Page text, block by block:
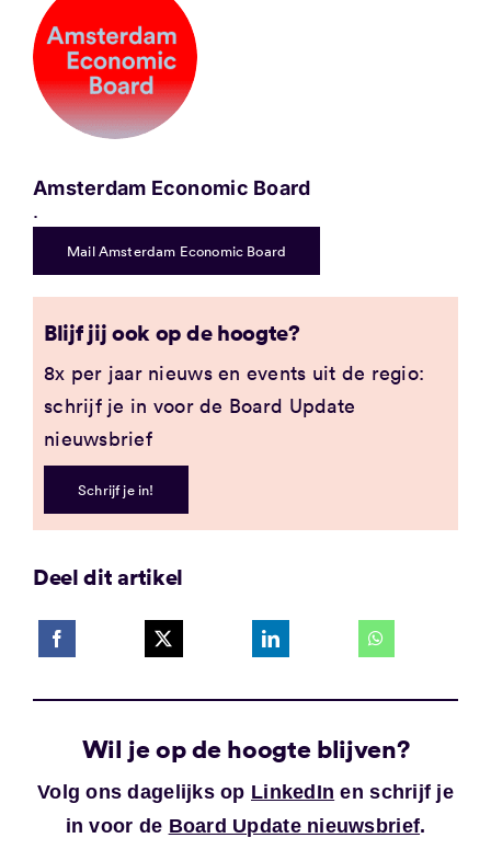
Amsterdam Economic Board
.
Mail Amsterdam Economic Board
Blijf jij ook op de hoogte?
8x per jaar nieuws en events uit de regio:
schrijf je in voor de Board Update
nieuwsbrief
Schrijf je in!
Deel dit artikel
Wil je op de hoogte blijven?
Volg ons dagelijks op LinkedIn en schrijf je
in voor de Board Update nieuwsbrief.